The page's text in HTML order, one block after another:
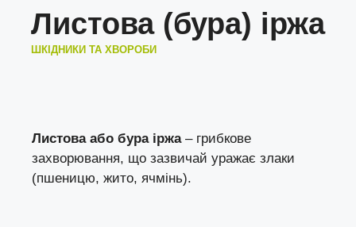
Листова (бура) іржа
ШКІДНИКИ ТА ХВОРОБИ
Листова або бура іржа– грибкове
захворювання, що зазвичай уражає злаки
(пшеницю, жито, ячмінь).